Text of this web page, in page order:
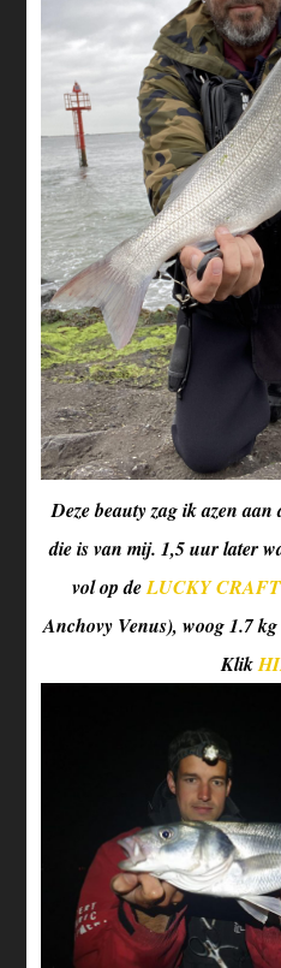
Deze beauty zag ik azen
die is van mij. 1,5 uur later
vol op deLUCKY CRAFT
Anchovy Venus), woog 1.7
Klik